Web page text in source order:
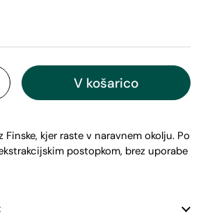
V košarico
Finske, kjer raste v naravnem okolju. Po
postopkom, brez uporabe